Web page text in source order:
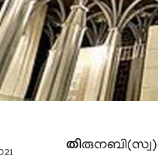
തി